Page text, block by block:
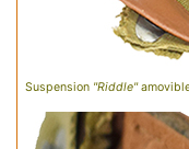
Suspension "Riddle"